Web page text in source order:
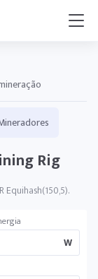
Rig
W